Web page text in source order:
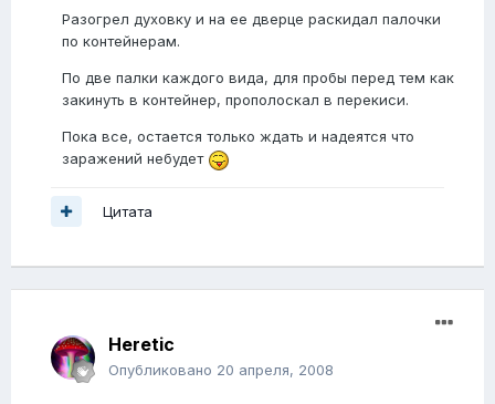
Разогрел духовку и на ее дверце раскидал палочки
по контейнерам.
По две палки каждого вида, для пробы перед тем как
закинуть в контейнер, прополоскал в перекиси.
Пока все, остается только ждать и надеятся что
заражений небудет
Цитата
Heretic
Опубликовано 20 апреля, 2008